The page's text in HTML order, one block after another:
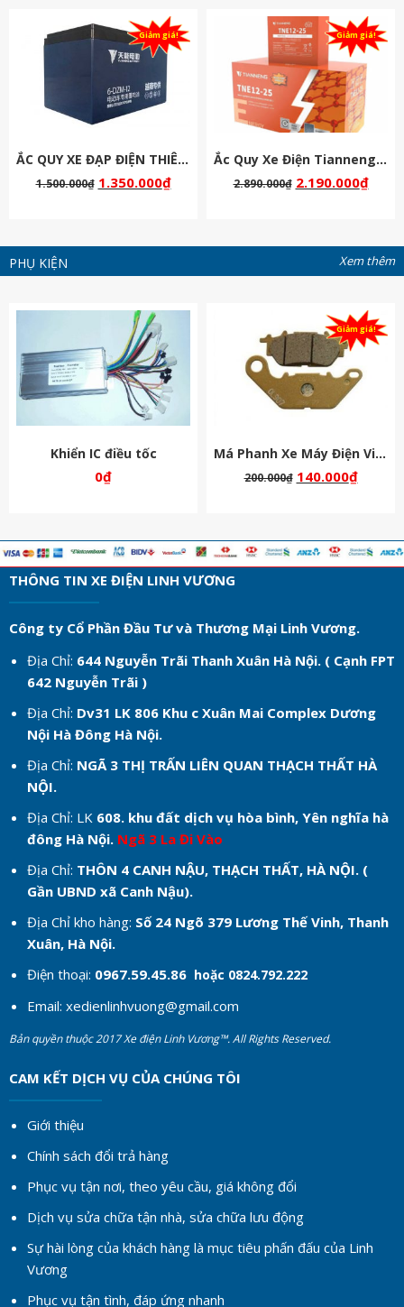
Giảm giá!
ẮC QUY XE ĐẠP ĐIỆN THIÊN NĂNG 48V-12AH
1.350.000₫
Giảm giá!
Ắc Quy Xe Điện Tianneng ( Thiên Năng ) Chịu Nhiệt 60v 25Ah
2.890.000 2.190.000₫
PHỤ KIỆN Xem thêm
IC điều tốc
Giảm giá!
Má Phanh Xe Máy Điện Vinfast
140.000₫
Tay
THÔNG TIN XE ĐIỆN LINH VƯƠNG
Công ty Cổ Phần Đầu Tư và Thương Mại Linh Vương.
Địa Chỉ: 644 Nguyễn Trãi Thanh Xuân Hà Nội. ( Cạnh FPT
642 Nguyễn Trãi )
Địa Chỉ: Dv31 LK 806 Khu c Xuân Mai Complex Dương
Nội Hà Đông Hà Nội.
Địa Chỉ: NGÃ 3 THỊ TRẤN LIÊN QUAN THẠCH THẤT HÀ
NỘI.
Địa Chỉ: LK 608. khu đất dịch vụ hòa bình, Yên nghĩa hà
đông Hà Nội. Ngã 3 La Đi Vào
Địa Chỉ: THÔN 4 CANH NẬU, THẠCH THẤT, HÀ NỘI. (
Gần UBND xã Canh Nậu).
Địa Chỉ kho hàng: Số 24 Ngõ 379 Lương Thế Vinh, Thanh
Xuân, Hà Nội.
Điện thoại: 0967.59.45.86 hoặc 0824.792.222
Email: xedienlinhvuong@gmail.com
Bản quyền thuộc 2017 Xe điện Linh Vương™. All Rights Reserved.
CAM KẾT DỊCH VỤ CỦA CHÚNG TÔI
Giới thiệu
Chính sách đổi trả hàng
Phục vụ tận nơi, theo yêu cầu, giá không đổi
Dịch vụ sửa chữa tận nhà, sửa chữa lưu động
Sự hài lòng của khách hàng là mục tiêu phấn đấu của Linh
Vương
Phục vụ tận tình, đáp ứng nhanh